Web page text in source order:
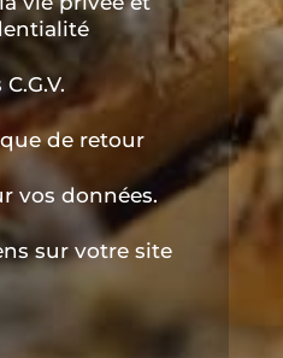
de retour
vos données.
sur votre site